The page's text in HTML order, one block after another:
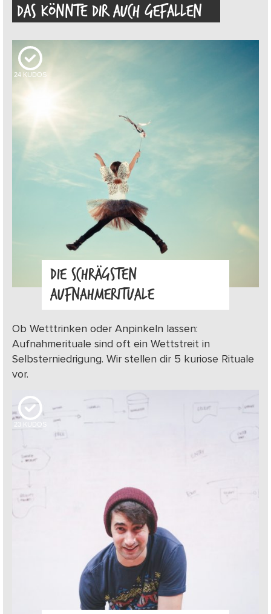
DAS KÖNNTE DIR AUCH GEFALLEN
24 KUDOS
DIE SCHRÄGSTEN
AUFNAHMERITUALE
Ob Wetttrinken oder Anpinkeln lassen:
Aufnahmerituale sind oft ein Wettstreit in
Selbsterniedrigung. Wir stellen dir 5 kuriose Rituale
vor.
23 KUDOS